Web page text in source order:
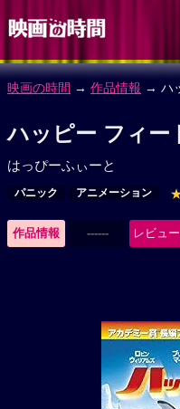
映画の時間 → 作品情報 → ハ
ハッピー フィー
はっぴーふぃーと
パニック アニメーション
作品情報 ------ レビュー